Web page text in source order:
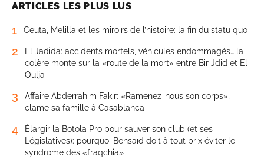
ARTICLES LES PLUS LUS
1 Ceuta, Melilla et les miroirs de l’histoire: la fin du statu quo
2
El Jadida: accidents mortels, véhicules endommagés… la
colère monte sur la «route de la mort» entre Bir Jdid et El
Oulja
3
Affaire Abderrahim Fakir: «Ramenez-nous son corps»,
clame sa famille à Casablanca
4
Élargir la Botola Pro pour sauver son club (et ses
Législatives): pourquoi Bensaïd doit à tout prix éviter le
syndrome des «fraqchia»